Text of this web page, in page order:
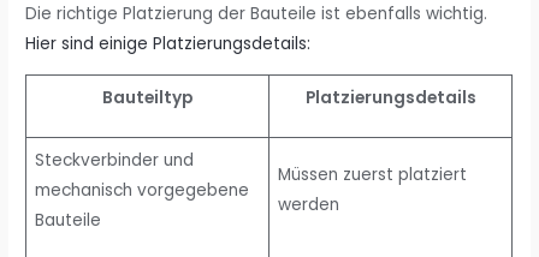
Die richtige Platzierung der Bauteile ist ebenfalls wichtig.
Hier sind einige Platzierungsdetails:
Bauteiltyp Platzierungsdetails
Steckverbinder und
mechanisch vorgegebene
Bauteile
Müssen zuerst platziert
werden